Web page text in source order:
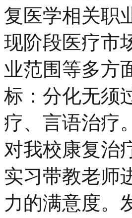
复医学相关职
现阶段医疗市
业范围等多方
标：分化无须
疗、言语治疗
对我校康复治
实习带教老师
力的满意度。